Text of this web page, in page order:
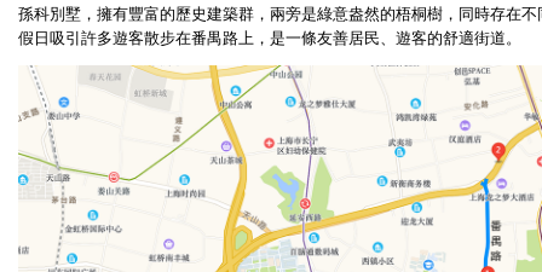
孫科別墅，擁有豐富的歷史建築群，兩旁是綠意盎然的梧桐樹，同時存在
假日吸引許多遊客散步在番禺路上，是一條友善居民、遊客的舒適街道。